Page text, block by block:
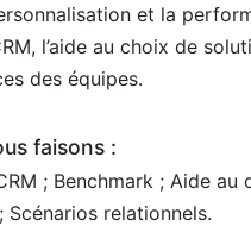
et la
l’aide au choix de
des équipes.
faisons :
; Benchmark ; Aide
Scénarios relationnels.